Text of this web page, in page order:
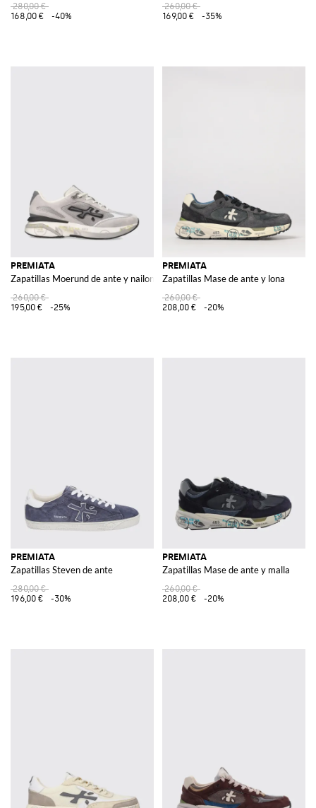
280,00 €
168,00 €
-40%
260,00 €
169,00 €
-35%
PREMIATA
Zapatillas Moerund de ante y nailon
260,00 €
195,00 €
-25%
PREMIATA
Zapatillas Mase de ante y lona
260,00 €
208,00 €
-20%
PREMIATA
Zapatillas Steven de ante
280,00 €
196,00 €
-30%
PREMIATA
Zapatillas Mase de ante y malla
260,00 €
208,00 €
-20%